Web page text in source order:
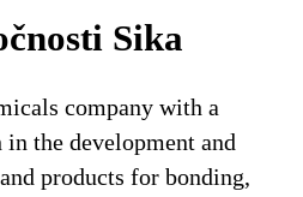
Sika
company with a
the development and
products for bonding,